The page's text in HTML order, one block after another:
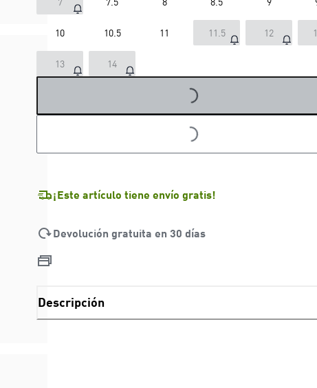
10 10.5 11 11.5 12
13 14 LOADING...
LOADING...
¡Este artículo tiene envío gratis!
Devolución gratuita en 30 días
Descripción